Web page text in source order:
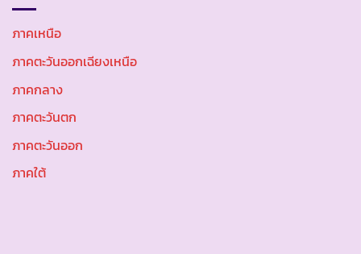
ภาคเหนือ
ภาคตะวันออกเฉียงเหนือ
ภาคกลาง
ภาคตะวันตก
ภาคตะวันออก
ภาคใต้